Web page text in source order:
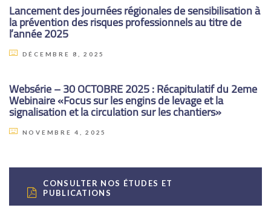
Lancement des journées régionales de sensibilisation à
la prévention des risques professionnels au titre de
l’année 2025
DÉCEMBRE 8, 2025
Websérie – 30 OCTOBRE 2025 : Récapitulatif du 2eme
Webinaire «Focus sur les engins de levage et la
signalisation et la circulation sur les chantiers»
NOVEMBRE 4, 2025
CONSULTER NOS ÉTUDES ET
PUBLICATIONS